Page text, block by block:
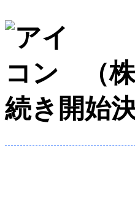
（
続き開始